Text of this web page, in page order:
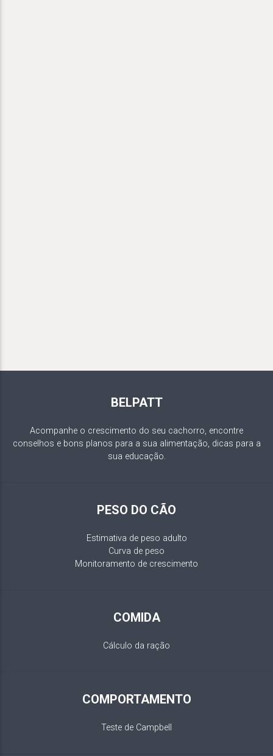
BELPATT
Acompanhe o crescimento do seu cachorro, encontre
conselhos e bons planos para a sua alimentação, dicas para a
sua educação.
PESO DO CÃO
Estimativa de peso adulto
Curva de peso
Monitoramento de crescimento
COMIDA
Cálculo da ração
COMPORTAMENTO
Teste de Campbell